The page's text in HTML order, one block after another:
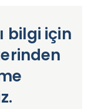
bilgi için